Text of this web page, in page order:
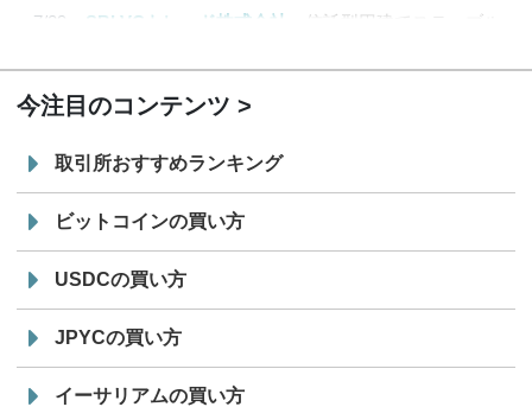
7/29
SBI VCトレード株式会社
信託型円建てステーブル
今注目のコンテンツ
取引所おすすめランキング
ビットコインの買い方
USDCの買い方
JPYCの買い方
イーサリアムの買い方